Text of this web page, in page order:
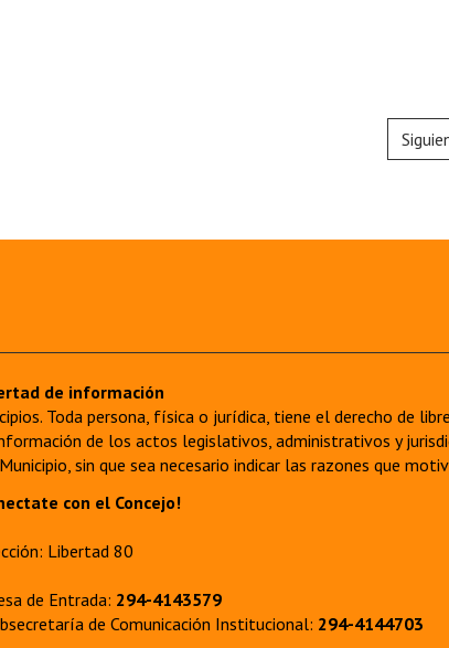
de información
Toda persona, física o jurídica, tiene el derecho de
de los actos legislativos, administrativos y
sin que sea necesario indicar las razones que
con el Concejo!
Libertad 80
de Entrada: 294-4143579
de Comunicación Institucional: 294-4144703